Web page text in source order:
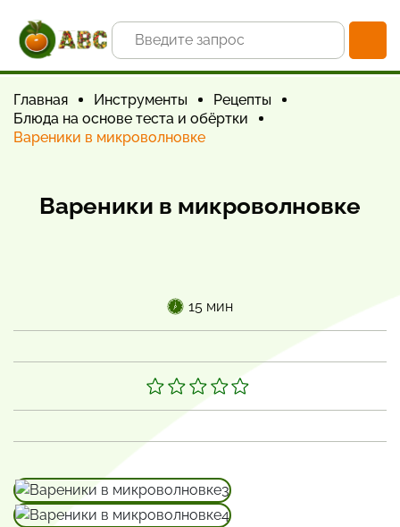
Главная Инструменты
Рецепты
Блюда на основе теста и обёртки
Вареники в микроволновке
Вареники в микроволновке
15 мин